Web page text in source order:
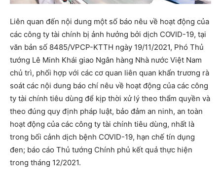
Liên quan đến nội dung một số báo nêu về hoạt động của
các công ty tài chính bị ảnh hưởng bởi dịch COVID-19, tại
văn bản số 8485/VPCP-KTTH ngày 19/11/2021, Phó Thủ
tướng Lê Minh Khái giao Ngân hàng Nhà nước Việt Nam
chủ trì, phối hợp với các cơ quan liên quan khẩn trương rà
soát các nội dung báo chí nêu về hoạt động của các công
ty tài chính tiêu dùng để kịp thời xử lý theo thẩm quyền và
theo đúng quy định pháp luật, bảo đảm an ninh, an toàn
hoạt động của các công ty tài chính tiêu dùng, nhất là
trong bối cảnh dịch bệnh COVID-19, hạn chế tín dụng
đen; báo cáo Thủ tướng Chính phủ kết quả thực hiện
trong tháng 12/2021.